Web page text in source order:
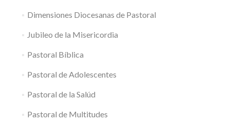
Dimensiones Diocesanas de Pastoral
Jubileo de la Misericordia
Pastoral Bíblica
Pastoral de Adolescentes
Pastoral de la Salúd
Pastoral de Multitudes